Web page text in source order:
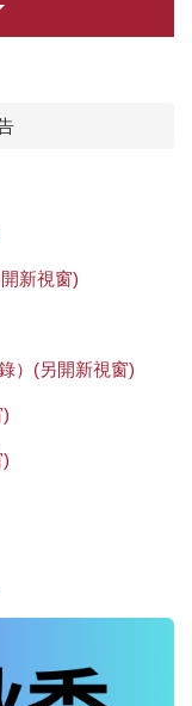
新視窗)
）(另開新視窗)